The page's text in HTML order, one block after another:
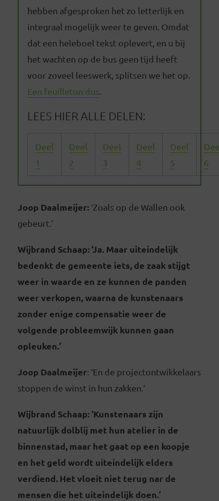
hebben afgesproken het zo letterlijk en
integraal mogelijk weer te geven. Omdat
dat een heleboel tekst oplevert, en u bij
het wachten op de bus geen tijd heeft
voor zoveel leeswerk, splitsen we het op.
Een feuilleton dus.
LEES HIER ALLE DELEN:
Deel
1
Deel
2
Deel
3
Deel
4
Deel
5
6
Joop Daalmeijer:‘Zoals op de Wallen ook
gebeurt.’
Wijbrand Schaap: ‘Ja. Maar uiteindelijk
bedenkt de gemeente iets, de zaak stijgt
weer in waarde en ze kunnen de panden
weer verkopen, waarna de kunstenaars
zonder enige compensatie weer de
volgende probleemwijk kunnen gaan
opleuken.’
Joop Daalmeijer: ‘En de projectontwikkelaars
stoppen de winst in hun zakken.’
Wijbrand Schaap: ‘Kunstenaars zijn
natuurlijk dolblij met hun atelier in de
binnenstad, maar het gaat op een koopje
en het geld wordt uiteindelijk elders
verdiend. Het vloeit niet terug nar de
mensen die het uiteindelijk doen.’